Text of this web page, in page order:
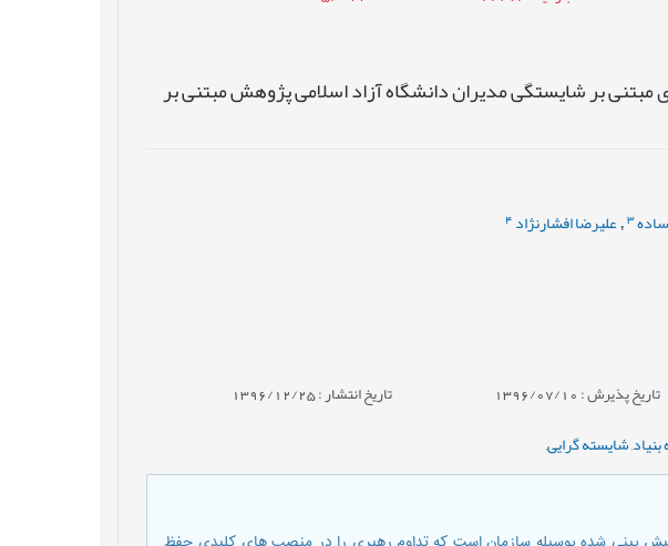
مبتنی بر شایستگی مدیران دانشگاه آزاد اسلامی پژوهش مبتنی بر
3
,علیرضا افشارنژاد4
تاریخ پذیرش : 1396/07/10 تاریخ انتشار : 1396/12/25
,شایسته گرایی,